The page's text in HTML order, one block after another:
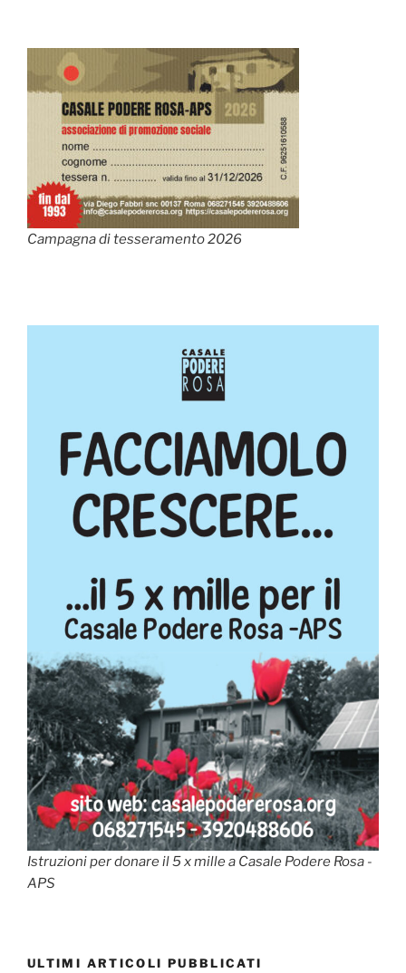
Campagna di tesseramento 2026
Istruzioni per donare il 5 x mille a Casale Podere Rosa -
APS
ULTIMI ARTICOLI PUBBLICATI